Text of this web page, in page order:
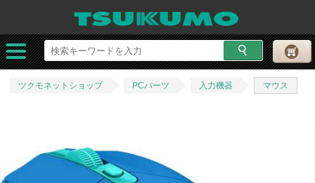
ツクモネットショップ PCパーツ 入力機器 マウス